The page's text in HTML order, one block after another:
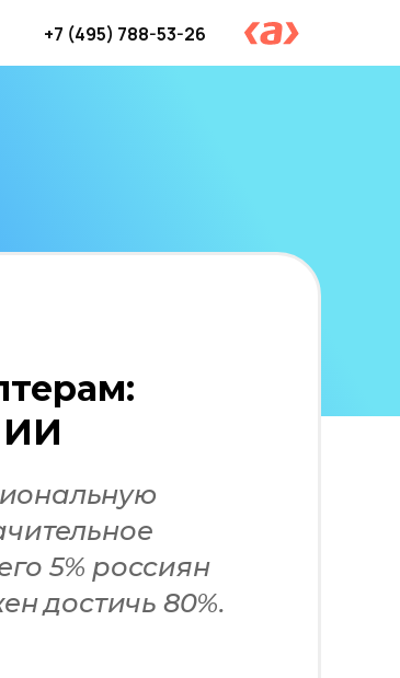
Вход и регистрация
+7 (495) 788-53-26
ИИ
5% россиян
достичь 80%.